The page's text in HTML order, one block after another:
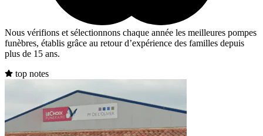
Nous vérifions et sélectionnons chaque année les meilleures pompes
funèbres, établis grâce au retour d’expérience des familles depuis
plus de 15 ans.
top notes